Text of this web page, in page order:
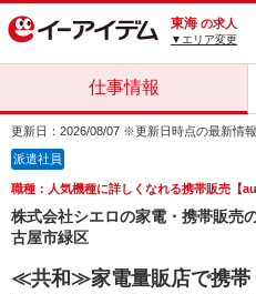
東海 の求人
▼エリア変更
仕事情報
更新日：2026/08/07 ※更新日時点の最新情
派遣社員
職種：人気機種に詳しくなれる携帯販売【au
株式会社シエロの家電・携帯販売
古屋市緑区
≪共和≫家電量販店で携帯